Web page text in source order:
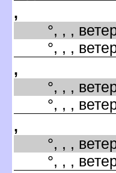
,
°, , ,
°, , ,
,
°, , ,
°, , ,
,
°, , ,
°, , ,